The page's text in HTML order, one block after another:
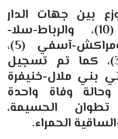
بين جهات الدار
البيضاء-سطات (10)، والرباط-سلا-
القنيطرة (9)، ومراكش-آسفي (5)،
وسوس-ماسة (3)، كما تم تسجيل
بني ملال-خنيفرة
وفاة واحدة
الحسيمة،
الحمراء.